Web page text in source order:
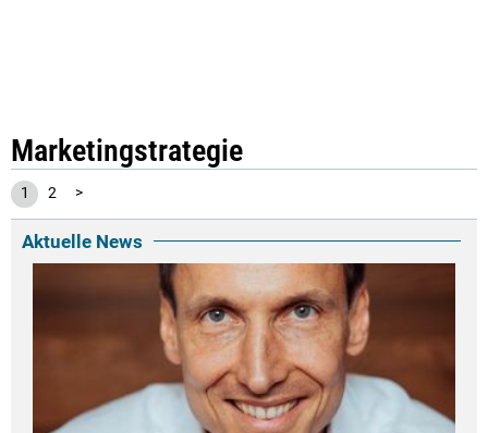
Marketingstrategie
1 2 >
Aktuelle News